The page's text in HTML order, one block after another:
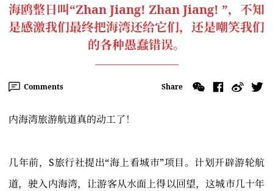
海鸥整日叫“Zhan Jiang! Zhan Jiang! ”，不知
是感激我们最终把海湾还给它们，还是嘲笑我们
的各种愚蠢错误。
Comments Share
内海湾旅游航道真的动工了！
几年前，S旅行社提出“海上看城市”项目。计划开辟游轮航
道，驶入内海湾，让游客从水面上得以回望，这城市几十年